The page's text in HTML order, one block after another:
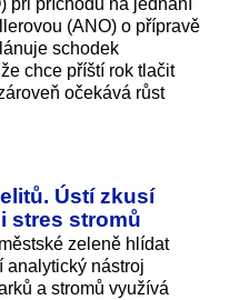
při příchodu na jednání
(ANO) o přípravě
schodek
chce příští rok tlačit
očekává růst
Ústí zkusí
stres stromů
zeleně hlídat
analytický nástroj
a stromů využívá